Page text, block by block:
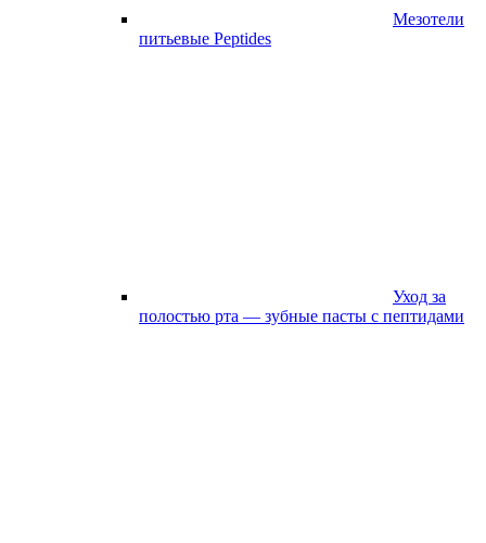
Мезотели
питьевые Peptides
Уход за
полостью рта — зубные пасты с пептидами